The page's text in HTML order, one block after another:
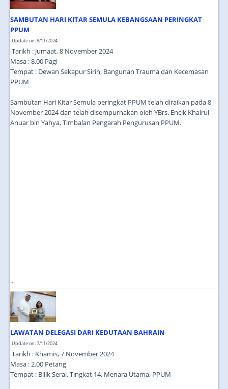
SAMBUTAN HARI KITAR SEMULA KEBANGSAAN PERINGKAT
PPUM
Update on: 8/11/2024
Tarikh : Jumaat, 8 November 2024
Masa : 8.00 Pagi
Tempat : Dewan Sekapur Sirih, Bangunan Trauma dan Kecemasan
PPUM
Sambutan Hari Kitar Semula peringkat PPUM telah diraikan pada 8
November 2024 dan telah disempurnakan oleh YBrs. Encik Khairul
Anuar bin Yahya, Timbalan Pengarah Pengurusan PPUM.
...
LAWATAN DELEGASI DARI KEDUTAAN BAHRAIN
Update on: 7/11/2024
Tarikh : Khamis, 7 November 2024
Masa : 2.00 Petang
Tempat : Bilik Serai, Tingkat 14, Menara Utama, PPUM